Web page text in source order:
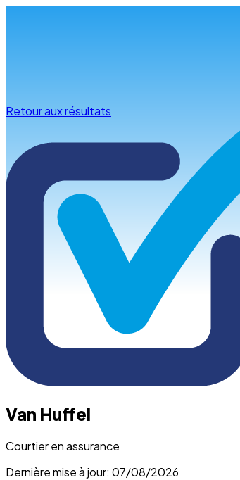
Retour aux résultats
Van Huffel
Courtier en assurance
Dernière mise à jour: 07/08/2026